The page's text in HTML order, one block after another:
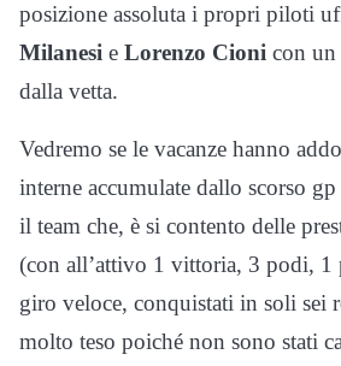
posizione assoluta i propri piloti
Milanesi e Lorenzo Cioni con
dalla vetta.
Vedremo se le vacanze hanno
interne accumulate dallo scorso
il team che, è si contento delle
(con all’attivo 1 vittoria, 3 podi, 1
giro veloce, conquistati in soli sei
molto teso poiché non sono stati